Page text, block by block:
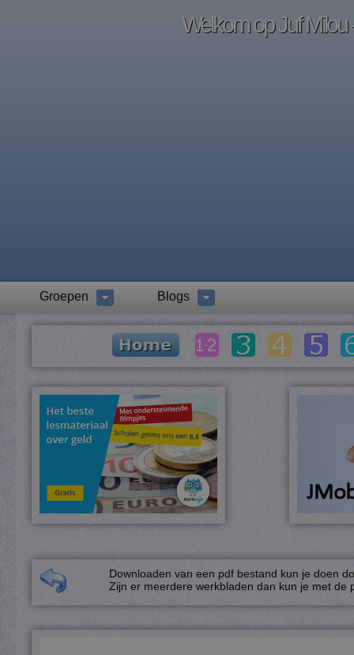
Welkom op Juf Milou
Groepen Blogs
Downloaden van een pdf bestand kun je doen
Zijn er meerdere werkbladen dan kun je met de